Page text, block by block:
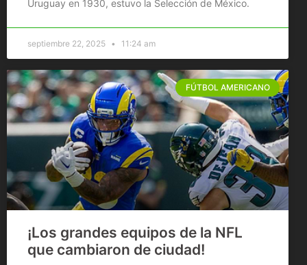
Uruguay en 1930, estuvo la Selección de México.
septiembre 22, 2025 11:24 am
FÚTBOL AMERICANO
¡Los grandes equipos de la NFL
que cambiaron de ciudad!